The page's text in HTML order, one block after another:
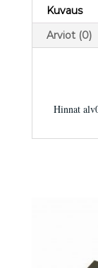
Kuvaus
Arviot (0)
Hinnat